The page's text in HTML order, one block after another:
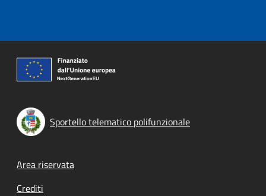
Sportello telematico polifunzionale
Footer menu
Area riservata
Crediti